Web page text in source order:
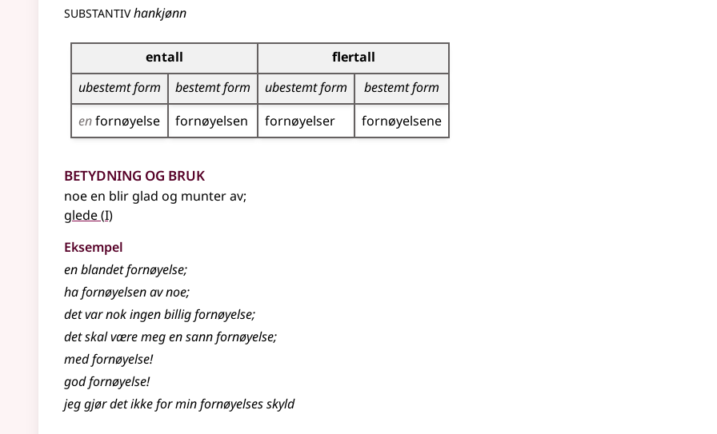
substantivhankjønn
Bøyingstabell for dette substantivet
entall
flertall
ubestemt form
bestemt form ubestemt form
bestemt form
enfornøyelse fornøyelsen fornøyelser fornøyelsene
Betydning og bruk
noe en blir glad og munter av;
glede(1
I)
Eksempel
en blandetfornøyelse;
hafornøyelsenav noe;
det var nok ingen billigfornøyelse;
det skal være meg en sannfornøyelse;
medfornøyelse!
godfornøyelse!
jeg gjør det ikke for minfornøyelsesskyld